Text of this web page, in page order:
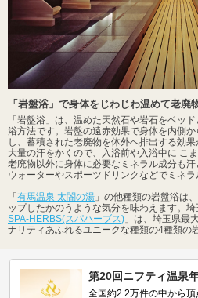
「岩盤浴」で身体をじわじわ温めて老廃
「岩盤浴」は、温めた天然石や岩石をベッ
浴方法です。岩盤の遠赤効果で身体を内側
し、蓄積された老廃物を体外へ排出する効果
大量の汗をかくので、入浴前や入浴中に こ
老廃物以外に身体に必要なミネラル成分も
ウォーターやスポーツドリンクなどでミネラ
「 有馬温泉 太閤の湯 」の他種類の岩盤浴は
ップしたかのうような気分を味わえます。
SPA-HERBS(スパハーブス) 」は、埼玉県最
ナリティあふれるユニークな種類の4種類の
第20回ニフティ温泉
全国約2.2万件の中から